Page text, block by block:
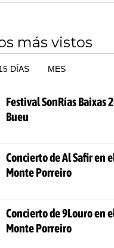
más vistos
DÍAS MES
Festival SonRías Baixas
Bueu
Concierto de Al Safir en
Monte Porreiro
Concierto de 9Louro en
Monte Porreiro